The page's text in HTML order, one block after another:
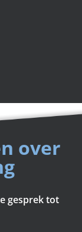
over
gesprek tot